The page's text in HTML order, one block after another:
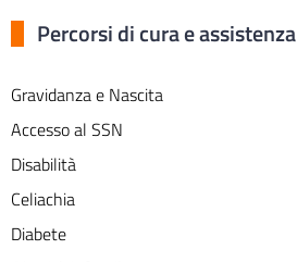
Percorsi di cura e assistenza
Gravidanza e Nascita
Accesso al SSN
Disabilità
Celiachia
Diabete